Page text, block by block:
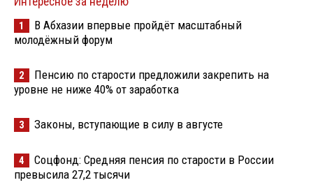
1
В Абхазии впервые пройдёт масштабный
молодёжный форум
2
Пенсию по старости предложили закрепить на
уровне не ниже 40% от заработка
3 Законы, вступающие в силу в августе
4
Соцфонд: Средняя пенсия по старости в России
превысила 27,2 тысячи